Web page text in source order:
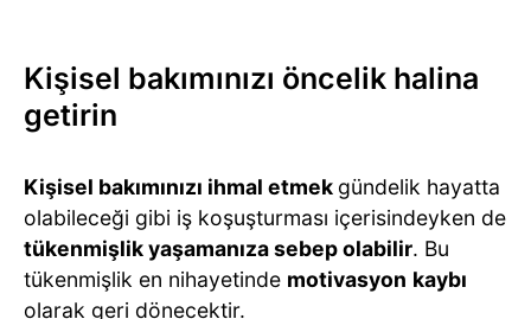
Kişisel bakımınızı öncelik halina
getirin
Kişisel bakımınızı ihmal etmek gündelik hayatta
olabileceği gibi iş koşuşturması içerisindeyken de
tükenmişlik yaşamanıza sebep olabilir. Bu
tükenmişlik en nihayetinde motivasyon kaybı
olarak geri dönecektir.